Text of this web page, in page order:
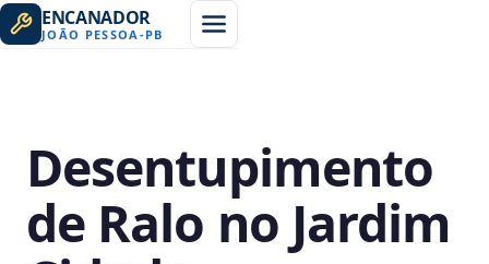
ENCANADOR
JOÃO PESSOA -PB
Desentupimento
de Ralo no Jardim